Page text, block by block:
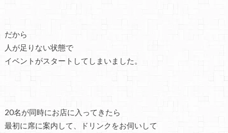
だから
人が足りない状態で
イベントがスタートしてしまいました。
20名が同時にお店に入ってきたら
最初に席に案内して、ドリンクをお伺いして